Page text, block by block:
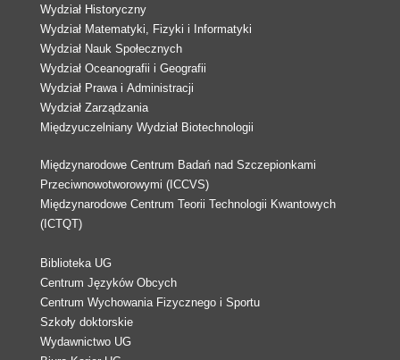
Wydział Historyczny
Wydział Matematyki, Fizyki i Informatyki
Wydział Nauk Społecznych
Wydział Oceanografii i Geografii
Wydział Prawa i Administracji
Wydział Zarządzania
Międzyuczelniany Wydział Biotechnologii
Międzynarodowe Centrum Badań nad Szczepionkami
Przeciwnowotworowymi (ICCVS)
Międzynarodowe Centrum Teorii Technologii Kwantowych
(ICTQT)
Biblioteka UG
Centrum Języków Obcych
Centrum Wychowania Fizycznego i Sportu
Szkoły doktorskie
Wydawnictwo UG